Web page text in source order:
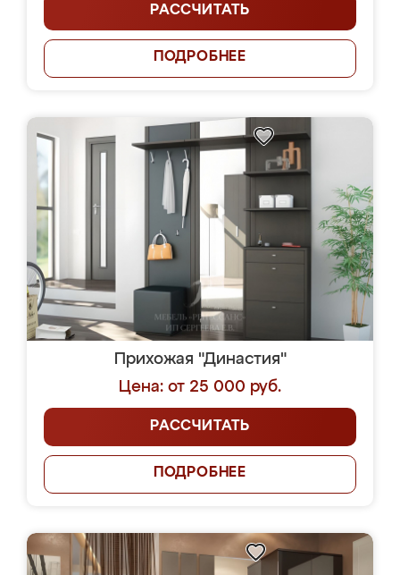
РАССЧИТАТЬ
ПОДРОБНЕЕ
Прихожая "Династия"
Цена: от 25 000 руб.
РАССЧИТАТЬ
ПОДРОБНЕЕ